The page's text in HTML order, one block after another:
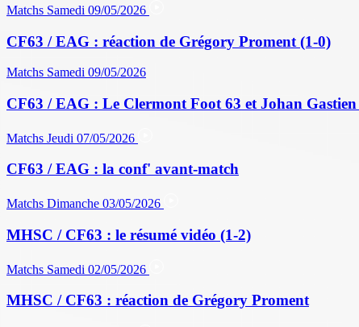
Matchs Samedi 09/05/2026
CF63 / EAG : réaction de Grégory Proment (1-0)
Matchs Samedi 09/05/2026
CF63 / EAG : Le Clermont Foot 63 et Johan
Matchs Jeudi 07/05/2026
CF63 / EAG : la conf' avant-match
Matchs Dimanche 03/05/2026
MHSC / CF63 : le résumé vidéo (1-2)
Matchs Samedi 02/05/2026
MHSC / CF63 : réaction de Grégory Proment